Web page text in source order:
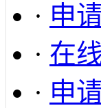
· 申
· 在
· 申